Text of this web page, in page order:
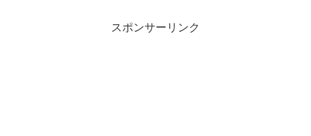
スポンサーリンク